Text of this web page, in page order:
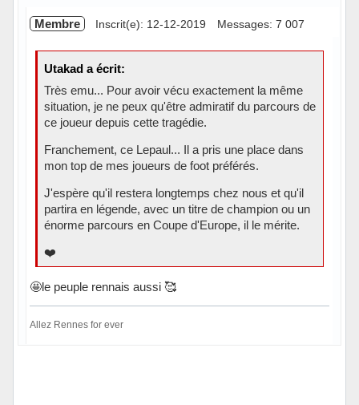
Membre Inscrit(e): 12-12-2019 Messages: 7 007
Utakad a écrit:
Très emu... Pour avoir vécu exactement la même
situation, je ne peux qu'être admiratif du parcours de
ce joueur depuis cette tragédie.
Franchement, ce Lepaul... Il a pris une place dans
mon top de mes joueurs de foot préférés.
J'espère qu'il restera longtemps chez nous et qu'il
partira en légende, avec un titre de champion ou un
énorme parcours en Coupe d'Europe, il le mérite.
❤️
🤩le peuple rennais aussi 🥰
Allez Rennes for ever